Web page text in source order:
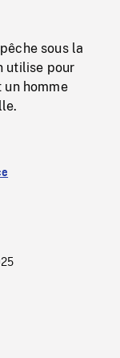
sous la
utilise pour
un homme